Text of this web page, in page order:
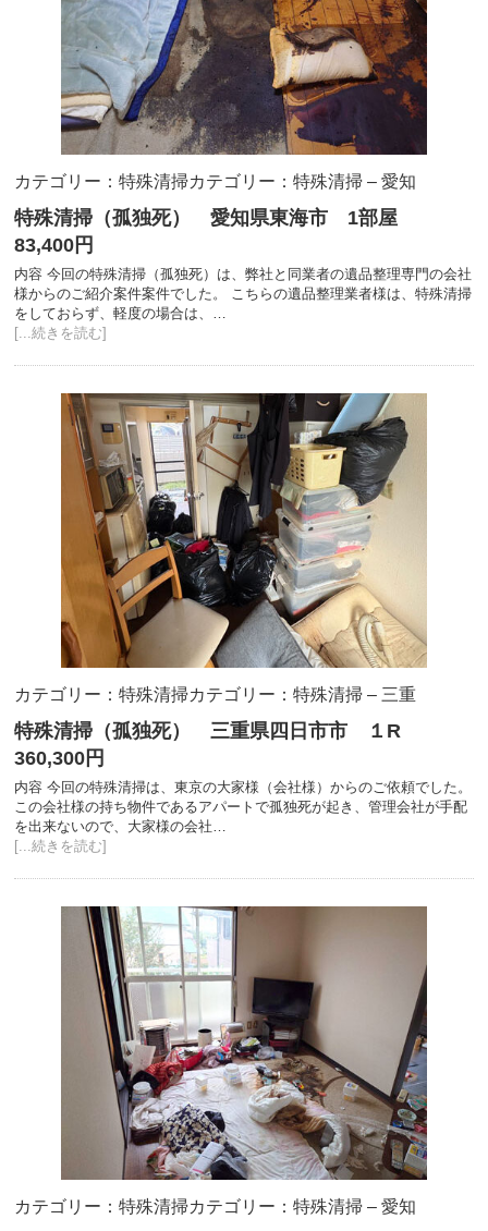
カテゴリー：特殊清掃カテゴリー：特殊清掃 – 愛知
特殊清掃（孤独死） 愛知県東海市 1部屋
83,400円
内容 今回の特殊清掃（孤独死）は、弊社と同業者の遺品整理専門の会社
様からのご紹介案件案件でした。 こちらの遺品整理業者様は、特殊清掃
をしておらず、軽度の場合は、…
[...続きを読む]
カテゴリー：特殊清掃カテゴリー：特殊清掃 – 三重
特殊清掃（孤独死） 三重県四日市市 １R
360,300円
内容 今回の特殊清掃は、東京の大家様（会社様）からのご依頼でした。
この会社様の持ち物件であるアパートで孤独死が起き、管理会社が手配
を出来ないので、大家様の会社…
[...続きを読む]
カテゴリー：特殊清掃カテゴリー：特殊清掃 – 愛知